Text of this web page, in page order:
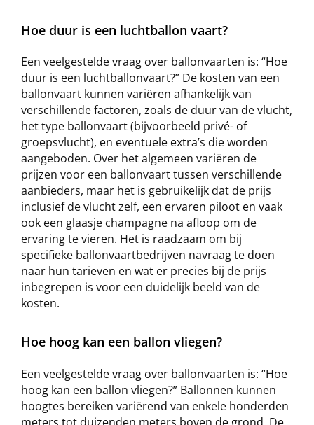
Hoe duur is een luchtballon vaart?
Een veelgestelde vraag over ballonvaarten is: “Hoe
duur is een luchtballonvaart?” De kosten van een
ballonvaart kunnen variëren afhankelijk van
verschillende factoren, zoals de duur van de vlucht,
het type ballonvaart (bijvoorbeeld privé- of
groepsvlucht), en eventuele extra’s die worden
aangeboden. Over het algemeen variëren de
prijzen voor een ballonvaart tussen verschillende
aanbieders, maar het is gebruikelijk dat de prijs
inclusief de vlucht zelf, een ervaren piloot en vaak
ook een glaasje champagne na afloop om de
ervaring te vieren. Het is raadzaam om bij
specifieke ballonvaartbedrijven navraag te doen
naar hun tarieven en wat er precies bij de prijs
inbegrepen is voor een duidelijk beeld van de
kosten.
Hoe hoog kan een ballon vliegen?
Een veelgestelde vraag over ballonvaarten is: “Hoe
hoog kan een ballon vliegen?” Ballonnen kunnen
hoogtes bereiken variërend van enkele honderden
meters tot duizenden meters boven de grond. De